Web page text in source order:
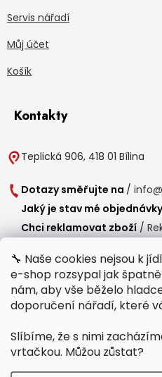
🔧 Naše cookies nejsou k
e-shop rozsypal jak
nám, aby vše běželo
doporučení nářadí, které
Slíbíme, že s nimi
vrtačkou. Můžou zůstat?
Servis nářadí
Můj účet
Košík
Kontakty
Teplická 906, 418 01 Bílina
Dotazy směřujte na /
Jaký je stav mé
Chci reklamovat zboží /
Provozní doba
Po-Čt / 8:00 - 15:00
Polední přestávka /11:00 -